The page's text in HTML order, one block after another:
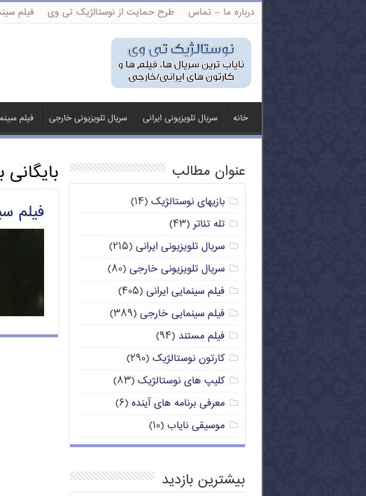
درباره ما – تماس طرح حمایت از نوستالژیک تی وی فیلم
خانه سریال تلویزیونی ایرانی سریال تلویزیونی خارجی فیلم
فیلم
عنوان مطالب
بازیهای نوستالژیک (۱۴)
تله تئاتر(۴۳)
سریال تلویزیونی ایرانی (۲۱۵)
سریال تلویزیونی خارجی (۸۰)
فیلم سینمایی ایرانی (۴۰۵)
فیلم سینمایی خارجی (۳۸۹)
فیلم مستند (۹۴)
کارتون نوستالژیک (۲۹۰)
کلیپ های نوستالژیک (۸۳)
معرفی برنامه های آینده (۶)
موسیقی نایاب (۱۰)
بیشترین بازدید